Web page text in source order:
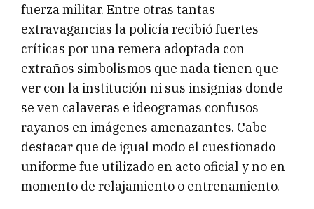
fuerza militar. Entre otras tantas
extravagancias la policía recibió fuertes
críticas por una remera adoptada con
extraños simbolismos que nada tienen que
ver con la institución ni sus insignias donde
se ven calaveras e ideogramas confusos
rayanos en imágenes amenazantes. Cabe
destacar que de igual modo el cuestionado
uniforme fue utilizado en acto oficial y no en
momento de relajamiento o entrenamiento.